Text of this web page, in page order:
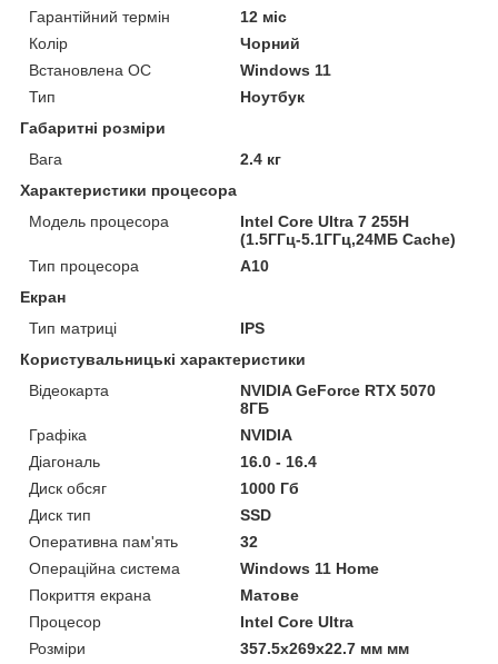
Гарантійний термін
12 міс
Колір
Чорний
Встановлена ОС
Windows 11
Тип
Ноутбук
Габаритні розміри
Вага
2.4 кг
Характеристики процесора
Модель процесора
Intel Core Ultra 7 255H
(1.5ГГц-5.1ГГц,24МБ Cache)
Тип процесора
A10
Екран
Тип матриці
IPS
Користувальницькі характеристики
Відеокарта
NVIDIA GeForce RTX 5070
8ГБ
Графіка
NVIDIA
Діагональ
16.0 - 16.4
Диск обсяг
1000 Гб
Диск тип
SSD
Оперативна пам'ять
32
Операційна система
Windows 11 Home
Покриття екрана
Матове
Процесор
Intel Core Ultra
Розміри
357.5x269x22.7 мм мм